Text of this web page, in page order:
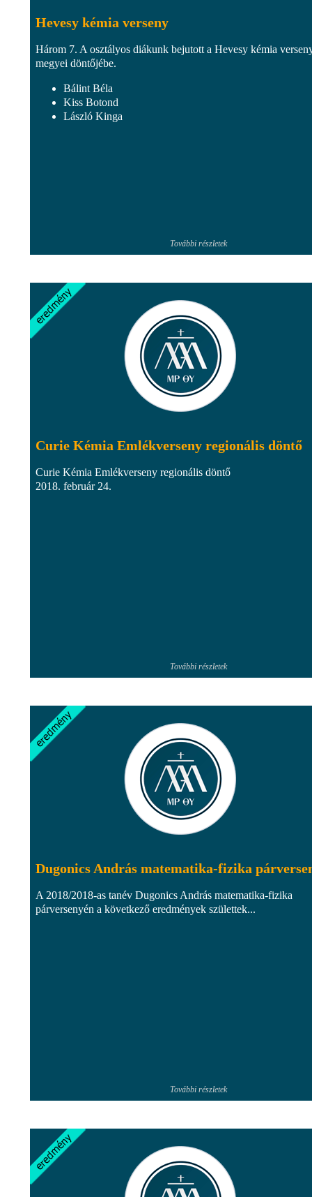
Hevesy kémia verseny
Három 7. A osztályos diákunk bejutott a Hevesy kémia
megyei döntőjébe.
Bálint Béla
Kiss Botond
László Kinga
További részletek
Curie Kémia Emlékverseny regionális döntő
Curie Kémia Emlékverseny regionális döntő
2018. február 24.
További részletek
Dugonics András matematika-fizika
A 2018/2018-as tanév Dugonics András matematika-fizika
párversenyén a következő eredmények születtek...
További részletek